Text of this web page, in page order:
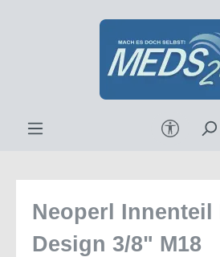
Zum Hauptinhalt springen
Neoperl
Design 3/8" M18